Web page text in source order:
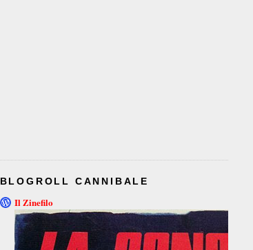
BLOGROLL CANNIBALE
Il Zinefilo